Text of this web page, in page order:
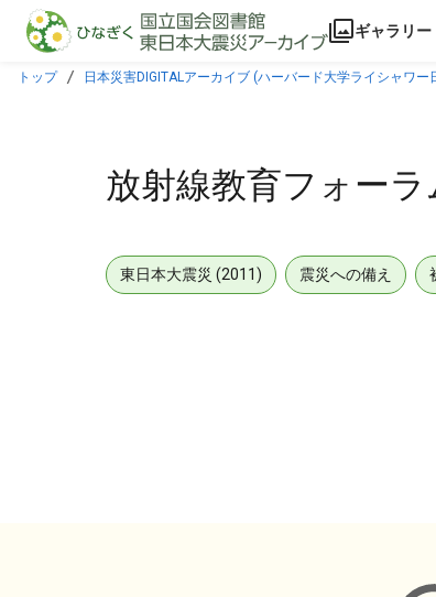
本文に飛ぶ
ギャラリー
トップ 日本災害DIGITALアーカイブ (ハーバード大学ライシャワー
放射線教育フォーラ
東日本大震災 (2011) 震災への備え